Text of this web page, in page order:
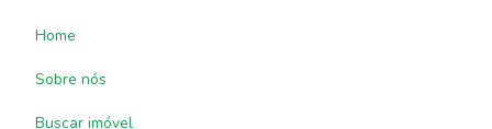
Home
Sobre nós
Buscar imóvel